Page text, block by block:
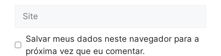
Salvar meus dados neste navegador para a
próxima vez que eu comentar.